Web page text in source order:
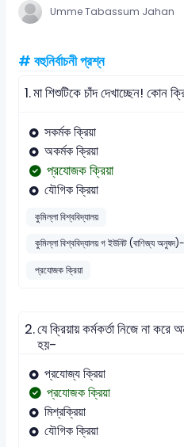
Umme Tabassum Jahan
# বহুনির্বাচনী প্রশ্ন
1.মা শিশুটিকে চাঁদ দেখাচ্ছেন! কোন
সকর্মক ক্রিয়া
অকর্মক ক্রিয়া
প্রযোজক ক্রিয়া
যৌগিক ক্রিয়া
কুমিল্লা বিশ্ববিদ্যালয়
কুমিল্লা বিশ্ববিদ্যালয় গ ইউনিট (বাণিজ্য
প্রযোজক ক্রিয়া
2.যে ক্রিয়ায় কর্মকর্তা নিজে না করে
হয়-
প্রযোজ্য ক্রিয়া
প্রযোজক ক্রিয়া
মিশ্রক্রিয়া
যৌগিক ক্রিয়া